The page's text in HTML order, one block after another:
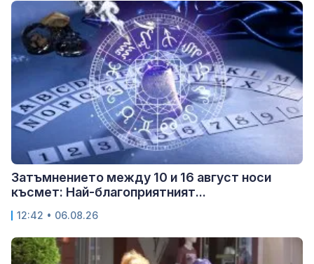
Затъмнението между 10 и 16 август носи
късмет: Най-благоприятният...
12:42 • 06.08.26